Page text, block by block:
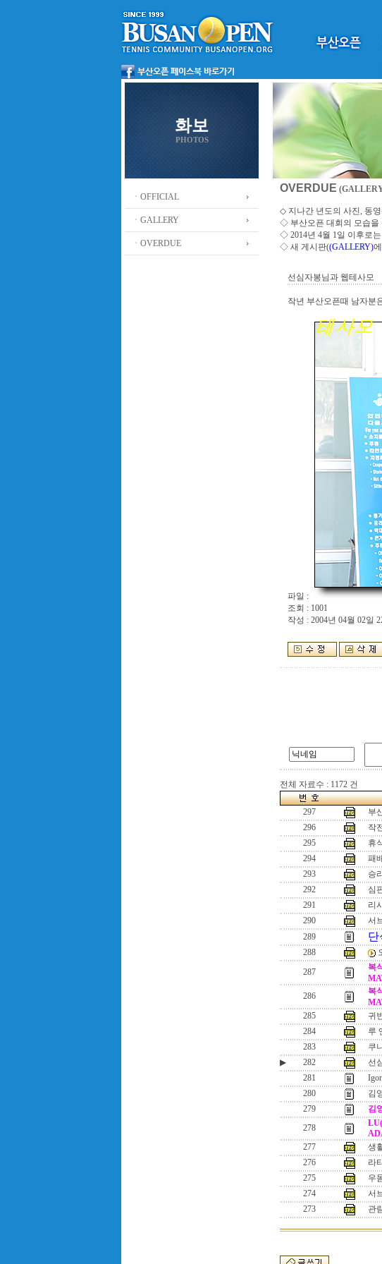
화보
PHOTOS
ㆍOFFICIAL
ㆍGALLERY
ㆍOVERDUE
OVERDUE
◇ 지나간 년도의 사진, 동
◇ 부산오픈 대회의 모습
◇ 2014년 4월 1일 이후로
◇ 새 게시판((GALLERY)
선심자봉님과 웹테사모
작년 부산오픈때 남자분
파일 :
조회 : 1001
작성 : 2004년 04월 02일
전체 자료수 : 1172 건
297 부
296
작
295
휴
294
패
293
승리
292
심
291
리
290
서
289
단
288
287
복
286
복
285
귀
284
루
283
쿠
▶
282 선
281
280
김
279
김
278
277
생
276
라
275
우
274
서
273
관